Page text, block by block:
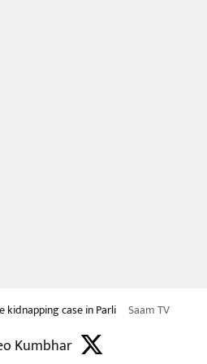
kidnapping case in Parli Saam TV
Kumbhar